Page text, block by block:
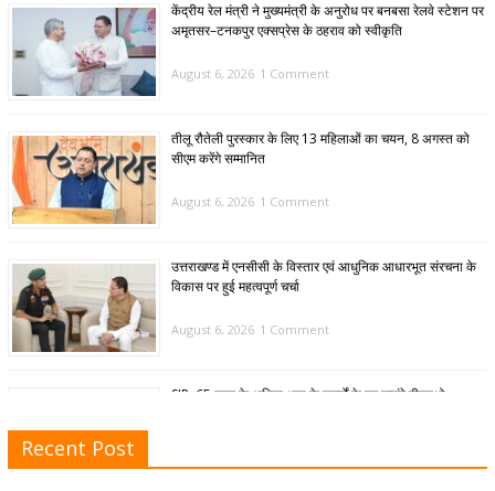
केंद्रीय रेल मंत्री ने मुख्यमंत्री के अनुरोध पर बनबसा रेलवे स्टेशन पर
अमृतसर–टनकपुर एक्सप्रेस के ठहराव को स्वीकृति
August 6, 2026 1 Comment
तीलू रौतेली पुरस्कार के लिए 13 महिलाओं का चयन, 8 अगस्त को
सीएम करेंगे सम्मानित
August 6, 2026 1 Comment
उत्तराखण्ड में एनसीसी के विस्तार एवं आधुनिक आधारभूत संरचना के
विकास पर हुई महत्वपूर्ण चर्चा
August 6, 2026 1 Comment
SIR: 65 साल के अधिक आयु के बुजुर्गों के घर जाएंगे बीएलओ
Recent Post